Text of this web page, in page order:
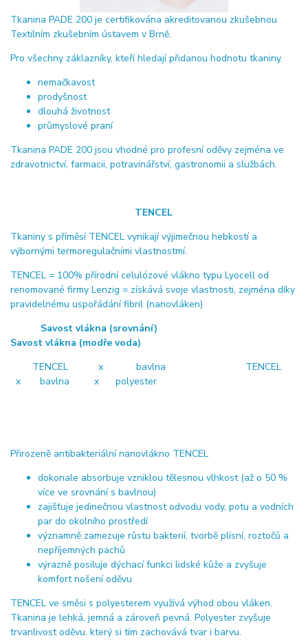
Tkanina PADE 200 je certifikována akreditovanou zkušebnou
Textilním zkušebním ústavem v Brně.
Pro všechny záklazníky, kteří hledají přidanou hodnotu tkaniny.
nemačkavost
prodyšnost
dlouhá životnost
průmyslové praní
Tkanina PADE 200 jsou vhodné pro profesní oděvy zejména ve
zdravotnictví, farmacii, potravinářství, gastronomii a službách.
TENCEL
Tkaniny s příměsí TENCEL vynikají výjimečnou hebkostí a
výbornými termoregulačními vlastnostmí.
TENCEL = 100% přírodní celulózové vlákno typu Lyocell od
renomované firmy Lenzig = získává svoje vlastnosti, zejména díky
pravidelnému uspořádání fibril (nanovláken)
Savost vlákna (srovnání)
Savost vlákna (modře voda)
TENCEL x bavlna TENCEL
x bavlna x polyester
Přirozeně antibakteriální nanovlákno TENCEL
dokonale absorbuje vzniklou tělesnou vlhkost (až o 50 %
více ve srovnání s bavlnou)
zajišťuje jedinečnou vlastnost odvodu vody, potu a vodních
par do okolního prostředí
významně zamezuje růstu bakterií, tvorbě plísní, roztočů a
nepříjemných pachů
výrazně posiluje dýchací funkci lidské kůže a zvyšuje
komfort nošení oděvu
TENCEL ve směsi s polyesterem využívá výhod obou vláken.
Tkanina je lehká, jemná a zároveň pevná. Polyester zvyšuje
trvanlivost oděvu, který si tím zachovává tvar i barvu.